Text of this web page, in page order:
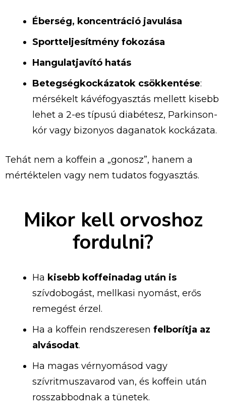
Éberség, koncentráció javulása
Sportteljesítmény fokozása
Hangulatjavító hatás
Betegségkockázatok csökkentése:
mérsékelt kávéfogyasztás mellett kisebb
lehet a 2-es típusú diabétesz, Parkinson-
kór vagy bizonyos daganatok kockázata.
Tehát nem a koffein a „gonosz”, hanem a
mértéktelen vagy nem tudatos fogyasztás.
Mikor kell orvoshoz
fordulni?
Ha kisebb koffeinadag után is
szívdobogást, mellkasi nyomást, erős
remegést érzel.
Ha a koffein rendszeresen felborítja az
alvásodat.
Ha magas vérnyomásod vagy
szívritmuszavarod van, és koffein után
rosszabbodnak a tünetek.